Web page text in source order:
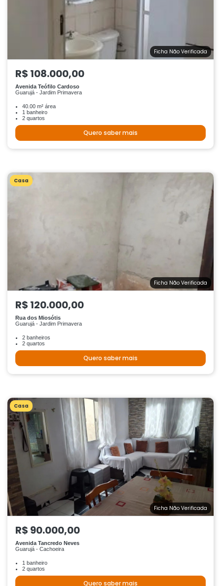
Ficha Não Verificada
R$ 108.000,00
Avenida Teófilo Cardoso
Guarujá - Jardim Primavera
40.00 m² área
1 banheiro
2 quartos
Quero saber mais
Casa
Ficha Não Verificada
R$ 120.000,00
Rua dos Miosótis
Guarujá - Jardim Primavera
2 banheiros
2 quartos
Quero saber mais
Casa
Ficha Não Verificada
R$ 90.000,00
Avenida Tancredo Neves
Guarujá - Cachoeira
1 banheiro
2 quartos
Quero saber mais